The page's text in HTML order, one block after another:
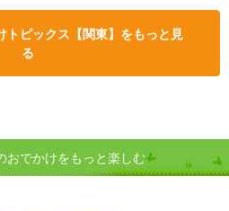
トピックス【関東】をもっと見
る
おでかけをもっと楽しむ